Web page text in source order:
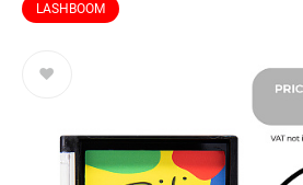
LASHBOOM